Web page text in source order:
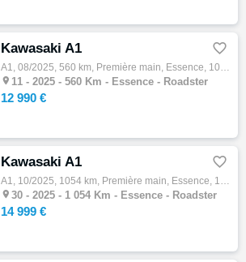
Kawasaki A1 
A1, 08/2025, 560 km, Première main, Essence, 1000cm³, 12990 € Equipements : KAWASAKI NINJA 1100 SX Avec aucun frais à prévoir. Révisions ok…
 11 - 2025 - 560 Km - Essence - Roadster
12 990 €
Kawasaki A1 
A1, 10/2025, 1054 km, Première main, Essence, 1099cm³, Couleur noir, 14999 € Equipements : ? Kawasaki Nîmes vous propose cette superbe Kawa…
 30 - 2025 - 1 054 Km - Essence - Roadster
14 999 €